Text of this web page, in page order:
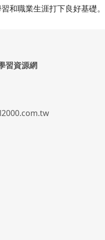
和職業生涯打下良好基礎。
習資源網